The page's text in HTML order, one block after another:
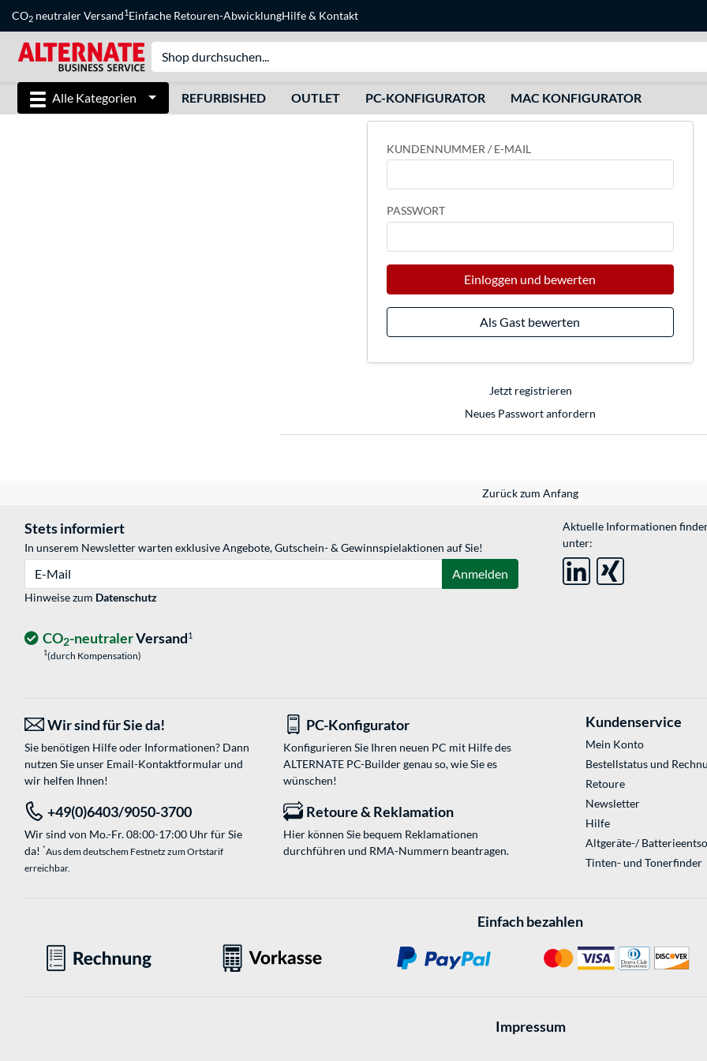
CO2 neutraler Versand1Einfache Retouren-AbwicklungHilfe& Kontakt
Alle Kategorien REFURBISHED OUTLET PC-KONFIGURATOR MAC KONFIGURATOR
KUNDENNUMMER / E-MAIL
PASSWORT
Einloggen und bewerten
Als Gast bewerten
Jetzt registrieren
Neues Passwort anfordern
Zurück zum Anfang
Stets informiert
In unserem Newsletter warten exklusive Angebote, Gutschein- & Gewinnspielaktionen auf Sie!
Anmelden
Hinweise zum Datenschutz
Aktuelle Informationen
unter:
CO2-neutralerVersand1
1(durch Kompensation)
Wir sind für Sie da!
Sie benötigen Hilfe oder Informationen? Dann
nutzen Sie unser Email-Kontaktformularund
wir helfen Ihnen!
PC-Konfigurator
Konfigurieren Sie Ihren neuen PC mit Hilfe des
ALTERNATE PC-Builder genau so, wie Sie es
wünschen!
+49(0)6403/9050-3700
Wir sind von Mo.-Fr. 08:00-17:00 Uhr für Sie
da! *Aus dem deutschem Festnetz zum Ortstarif
erreichbar.
Retoure & Reklamation
Hier können Sie bequem Reklamationen
durchführen und RMA-Nummern beantragen.
Kundenservice
Mein Konto
Bestellstatus und
Retoure
Newsletter
Hilfe
Altgeräte-/
Tinten- und Tonerfinder
Einfach bezahlen
Impressum